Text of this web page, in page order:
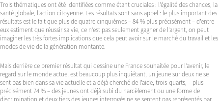
Trois thématiques ont été identifiées comme étant cruciales : l’égalité des chances, la
santé globale, l’action citoyenne. Les résultats sont sans appel : le plus important des
résultats est le fait que plus de quatre cinquièmes – 84 % plus précisément – d’entre
eux estiment que réussir sa vie, ce n’est pas seulement gagner de l’argent, on peut
imaginer les très fortes implications que cela peut avoir sur le marché du travail et les
modes de vie de la génération montante.
Mais derrière ce premier résultat qui dessine une France souhaitée pour l’avenir, le
regard sur le monde actuel est beaucoup plus inquiétant, un jeune sur deux ne se
sent pas bien dans sa vie actuelle et a déjà cherché de l’aide, trois-quarts, – plus
précisément 74 % – des jeunes ont déjà subi du harcèlement ou une forme de
discrimination et deux tiers des jeunes interrogés ne se sentent pas représentés par